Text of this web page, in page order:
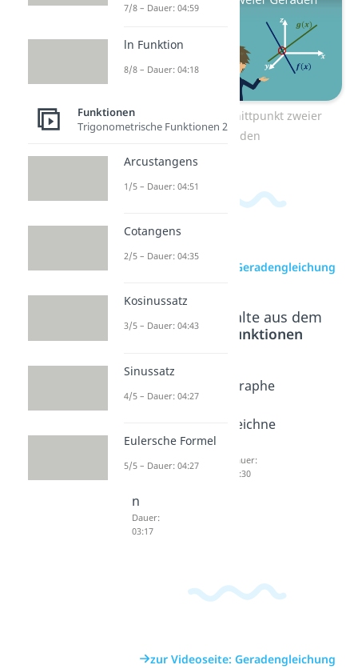
Zum Video: Schnittpunkt zweier
Geraden
zur Videoseite: Geradengleichung
Beliebte Inhalte aus dem
Bereich
Funktionen
ngleich
aus
zwei
n
Dauer:
03:17
+ b
03:50
Graphe
zeichne
Dauer:
03:30
zur Videoseite: Geradengleichung
7/8 – Dauer: 04:59
ln Funktion
8/8 – Dauer: 04:18
Funktionen
Trigonometrische Funktionen 2
Arcustangens
1/5 – Dauer: 04:51
Cotangens
2/5 – Dauer: 04:35
Kosinussatz
3/5 – Dauer: 04:43
Sinussatz
4/5 – Dauer: 04:27
Eulersche Formel
5/5 – Dauer: 04:27